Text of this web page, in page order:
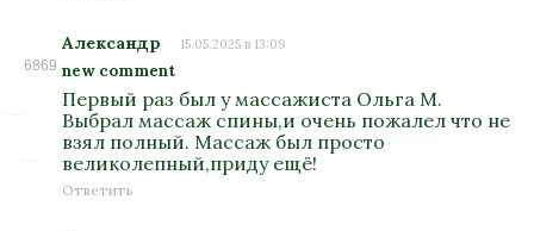
6869
Александр 15.05.2025 в 13:09
new comment
Первый раз был у массажиста Ольга М.
Выбрал массаж спины,и очень пожалел что не
взял полный. Массаж был просто
великолепный,приду ещё!
Ответить